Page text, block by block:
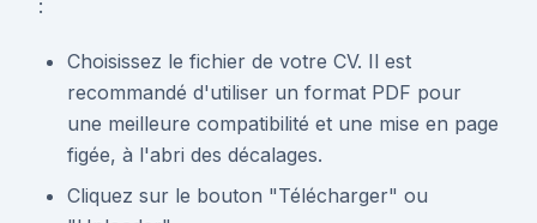
:
Choisissez le fichier de votre CV. Il est
recommandé d'utiliser un format PDF pour
une meilleure compatibilité et une mise en page
figée, à l'abri des décalages.
Cliquez sur le bouton "Télécharger" ou